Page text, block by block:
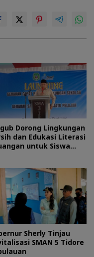
Dorong Lingkungan
dan Edukasi Literasi
untuk Siswa
Sherly Tinjau
SMAN 5 Tidore